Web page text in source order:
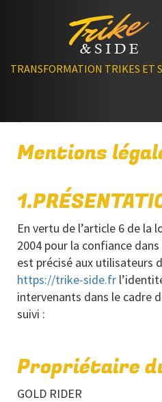
TRANSFORMATION TRIKES ET
Mentions
En vertu de l’article 6 de la
2004 pour la confiance
est précisé aux utilisateurs
https://trike-side.fr
intervenants dans le cadre
suivi :
Propriétaire
GOLD RIDER